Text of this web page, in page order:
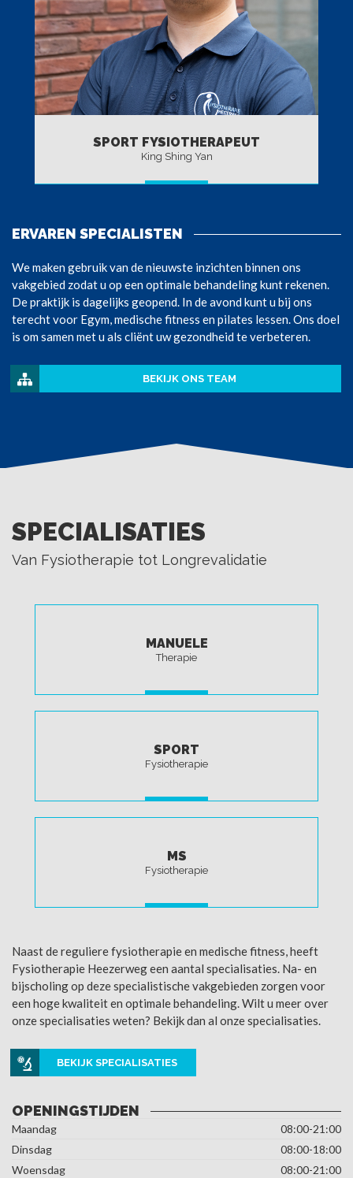
SPORT FYSIOTHERAPEUT
King Shing Yan
ERVAREN SPECIALISTEN
We maken gebruik van de nieuwste inzichten binnen ons
vakgebied zodat u op een optimale behandeling kunt rekenen.
De praktijk is dagelijks geopend. In de avond kunt u bij ons
terecht voor Egym, medische fitness en pilates lessen. Ons doel
is om samen met u als cliënt uw gezondheid te verbeteren.
BEKIJK ONS TEAM
SPECIALISATIES
Van Fysiotherapie tot Longrevalidatie
MANUELE
Therapie
SPORT
Fysiotherapie
MS
Fysiotherapie
Naast de reguliere fysiotherapie en medische fitness, heeft
Fysiotherapie Heezerweg een aantal specialisaties. Na- en
bijscholing op deze specialistische vakgebieden zorgen voor
een hoge kwaliteit en optimale behandeling. Wilt u meer over
onze specialisaties weten? Bekijk dan al onze specialisaties.
BEKIJK SPECIALISATIES
OPENINGSTIJDEN
Maandag
08:00-21:00
Dinsdag
08:00-18:00
Woensdag
08:00-21:00